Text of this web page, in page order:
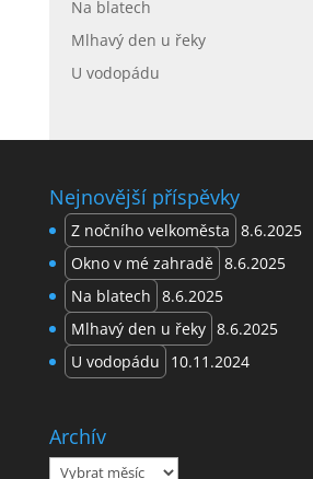
Na blatech
Mlhavý den u řeky
U vodopádu
Nejnovější příspěvky
Z nočního velkoměsta 8.6.2025
Okno v mé zahradě 8.6.2025
Na blatech 8.6.2025
Mlhavý den u řeky 8.6.2025
U vodopádu
10.11.2024
Archív
Archív